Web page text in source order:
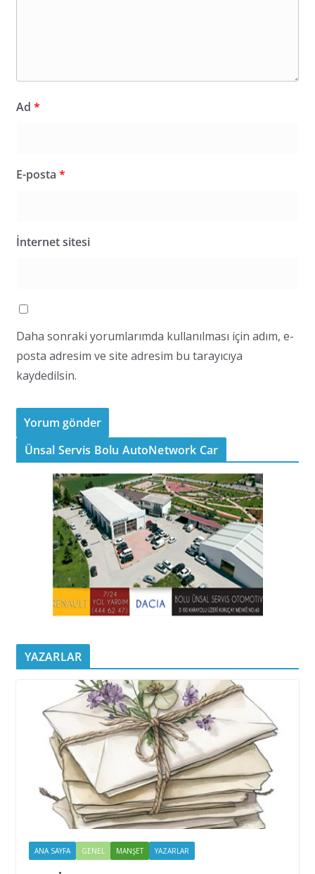
Ad *
E-posta *
İnternet sitesi
Daha sonraki yorumlarımda kullanılması için adım, e-
posta adresim ve site adresim bu tarayıcıya
kaydedilsin.
Ünsal Servis Bolu AutoNetwork Car
YAZARLAR
ANA SAYFA GENEL MANŞET YAZARLAR